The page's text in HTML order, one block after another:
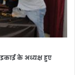
के अध्यक्ष हुए